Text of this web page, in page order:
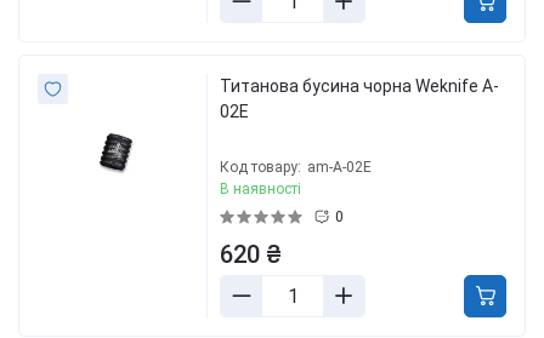
Титанова бусина чорна Weknife A-
02E
Код товару: am-A-02E
В наявності
0
620 ₴